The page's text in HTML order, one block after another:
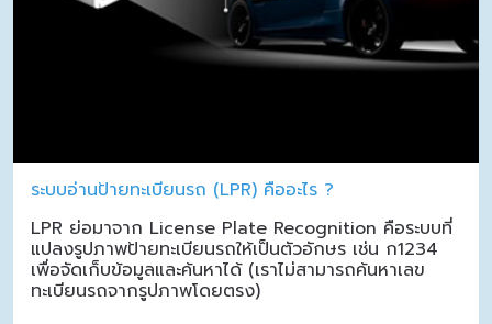
ระบบอ่านป้ายทะเบียนรถ (LPR) คืออะไร ?
LPR ย่อมาจาก License Plate Recognition คือระบบที่
แปลงรูปภาพป้ายทะเบียนรถให้เป็นตัวอักษร เช่น ก1234
เพื่อจัดเก็บข้อมูลและค้นหาได้ (เราไม่สามารถค้นหาเลข
ทะเบียนรถจากรูปภาพโดยตรง)